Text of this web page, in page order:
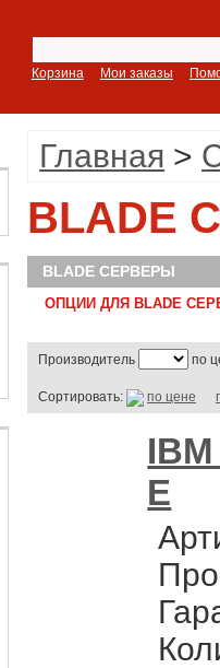
Корзина Мои заказы
Главная >
BLADE
BLADE СЕРВЕРЫ
ОПЦИИ ДЛЯ BLADE
Производитель по
Сортировать: по цене
E